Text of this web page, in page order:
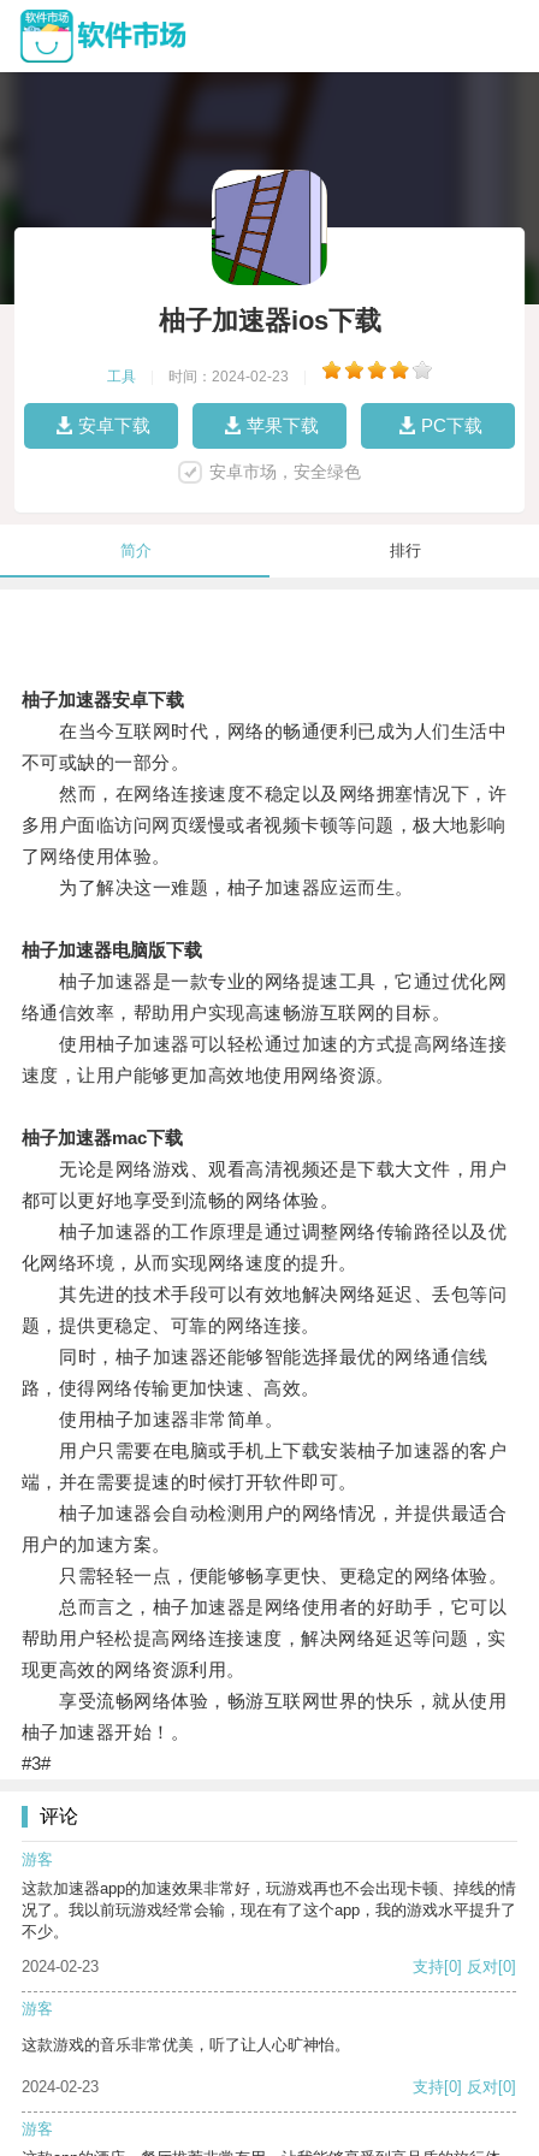
柚子加速器ios下载
工具 时间：2024-02-23
安卓下载 苹果下载 PC下载
安卓市场，安全绿色
简介 排行
柚子加速器安卓下载
在当今互联网时代，网络的畅通便利已成为人们生活中
不可或缺的一部分。
然而，在网络连接速度不稳定以及网络拥塞情况下，许
多用户面临访问网页缓慢或者视频卡顿等问题，极大地影响
了网络使用体验。
为了解决这一难题，柚子加速器应运而生。
柚子加速器电脑版下载
柚子加速器是一款专业的网络提速工具，它通过优化网
络通信效率，帮助用户实现高速畅游互联网的目标。
使用柚子加速器可以轻松通过加速的方式提高网络连接
速度，让用户能够更加高效地使用网络资源。
柚子加速器mac下载
无论是网络游戏、观看高清视频还是下载大文件，用户
都可以更好地享受到流畅的网络体验。
柚子加速器的工作原理是通过调整网络传输路径以及优
化网络环境，从而实现网络速度的提升。
其先进的技术手段可以有效地解决网络延迟、丢包等问
题，提供更稳定、可靠的网络连接。
同时，柚子加速器还能够智能选择最优的网络通信线
路，使得网络传输更加快速、高效。
使用柚子加速器非常简单。
用户只需要在电脑或手机上下载安装柚子加速器的客户
端，并在需要提速的时候打开软件即可。
柚子加速器会自动检测用户的网络情况，并提供最适合
用户的加速方案。
只需轻轻一点，便能够畅享更快、更稳定的网络体验。
总而言之，柚子加速器是网络使用者的好助手，它可以
帮助用户轻松提高网络连接速度，解决网络延迟等问题，实
现更高效的网络资源利用。
享受流畅网络体验，畅游互联网世界的快乐，就从使用
柚子加速器开始！。
#3#
评论
游客
这款加速器app的加速效果非常好，玩游戏再也不会出现卡顿、掉线的情
况了。我以前玩游戏经常会输，现在有了这个app，我的游戏水平提升了
不少。
2024-02-23
支持[0] 反对[0]
游客
这款游戏的音乐非常优美，听了让人心旷神怡。
2024-02-23 支持[0] 反对[0]
游客